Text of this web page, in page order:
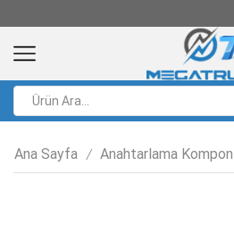
Ana Sayfa / Anahtarlama